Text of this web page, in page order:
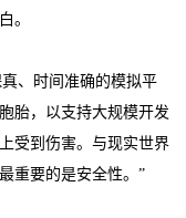
。
、时间准确的模拟平
胎，以支持大规模开发
受到伤害。与现实世界
重要的是安全性。”